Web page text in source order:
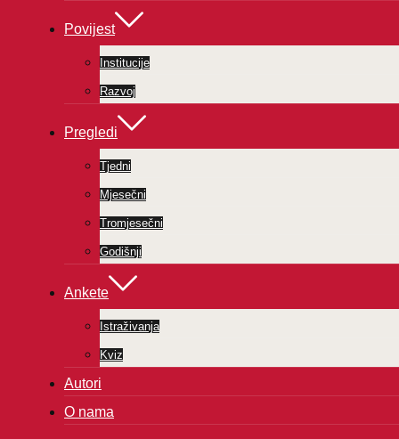
Povijest
Institucije
Razvoj
Pregledi
Tjedni
Mjesečni
Tromjesečni
Godišnji
Ankete
Istraživanja
Kviz
Autori
O nama